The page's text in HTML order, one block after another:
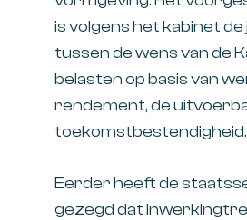
is volgens het kabinet de
tussen de wens van de
belasten op basis van
rendement, de
toekomstbestendigheid.
Eerder heeft de
gezegd dat